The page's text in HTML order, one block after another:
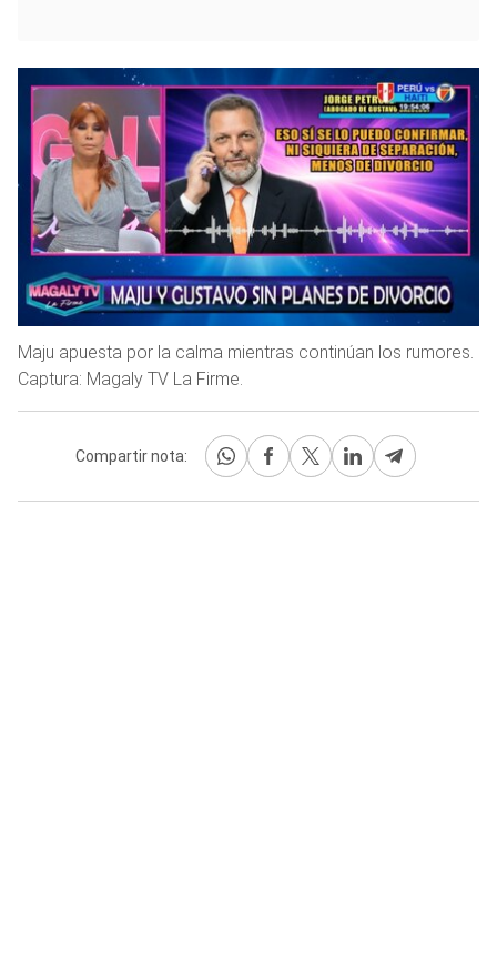
Maju apuesta por la calma mientras continúan los rumores.
Captura: Magaly TV La Firme.
Compartir nota: